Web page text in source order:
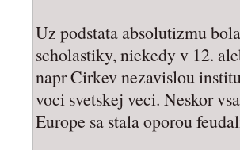
Uz podstata absolutizmu
scholastiky, niekedy v 12.
napr Cirkev nezavislou
voci svetskej veci. Neskor
Europe sa stala oporou